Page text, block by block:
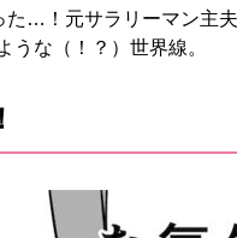
た…！元サラリーマン主夫
な（！？）世界線。